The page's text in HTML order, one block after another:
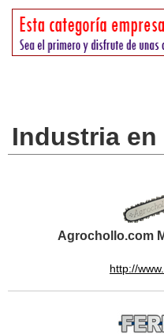
Industria
Agrochollo.com
http://